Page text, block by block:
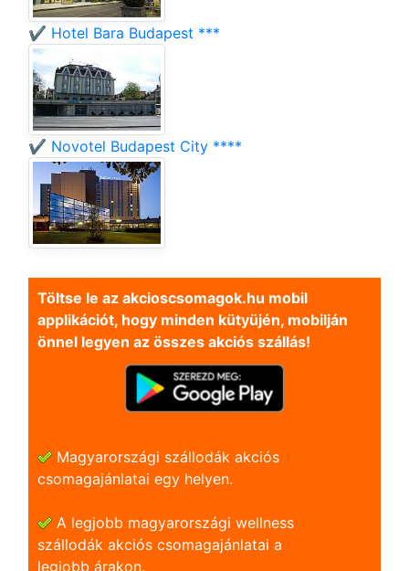
✔️ Hotel Bara Budapest ***
✔️ Novotel Budapest City ****
Töltse le az akcioscsomagok.hu mobil
applikációt, hogy minden kütyüjén, mobilján
önnel legyen az összes akciós szállás!
Magyarországi szállodák akciós
csomagajánlatai egy helyen.
A legjobb magyarországi wellness
szállodák akciós csomagajánlatai a
legjobb árakon.